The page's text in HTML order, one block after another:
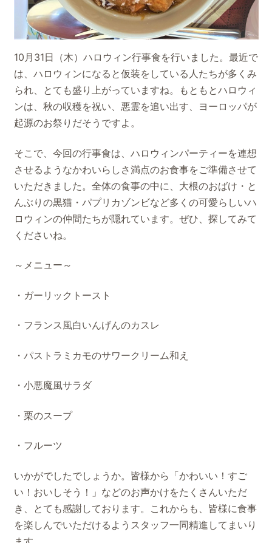
10月31日（木）ハロウィン行事食を行いました。最近で
は、ハロウィンになると仮装をしている人たちが多くみ
られ、とても盛り上がっていますね。もともとハロウィ
ンは、秋の収穫を祝い、悪霊を追い出す、ヨーロッパが
起源のお祭りだそうですよ。
そこで、今回の行事食は、ハロウィンパーティーを連想
させるようなかわいらしさ満点のお食事をご準備させて
いただきました。全体の食事の中に、大根のおばけ・と
んぶりの黒猫・パプリカゾンビなど多くの可愛らしいハ
ロウィンの仲間たちが隠れています。ぜひ、探してみて
くださいね。
～メニュー～
・ガーリックトースト
・フランス風白いんげんのカスレ
・パストラミカモのサワークリーム和え
・小悪魔風サラダ
・栗のスープ
・フルーツ
いかがでしたでしょうか。皆様から「かわいい！すご
い！おいしそう！」などのお声かけをたくさんいただ
き、とても感謝しております。これからも、皆様に食事
を楽しんでいただけるようスタッフ一同精進してまいり